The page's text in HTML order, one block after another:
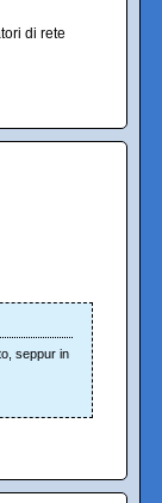
di rete
seppur in